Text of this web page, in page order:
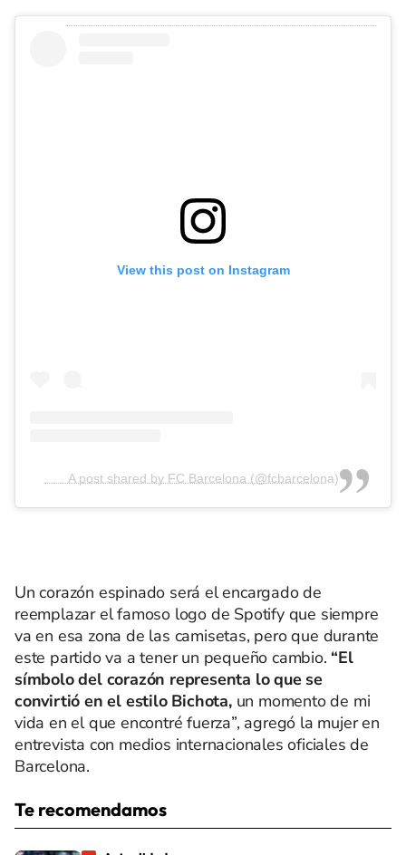
View this post on Instagram
A post shared by FC Barcelona (@fcbarcelona)
Un corazón espinado será el encargado de
reemplazar el famoso logo de Spotify que siempre
va en esa zona de las camisetas, pero que durante
este partido va a tener un pequeño cambio. “El
símbolo del corazón representa lo que se
convirtió en el estilo Bichota, un momento de mi
vida en el que encontré fuerza”, agregó la mujer en
entrevista con medios internacionales oficiales de
Barcelona.
Te recomendamos